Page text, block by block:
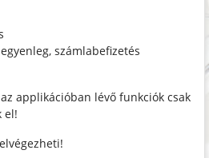
számlabefizetés
applikációban lévő funkciók csak
el!